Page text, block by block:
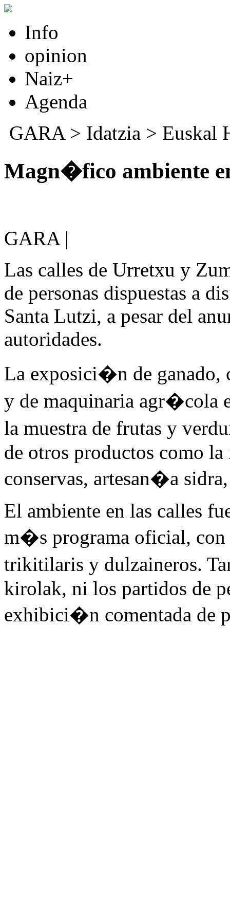
Info
opinion
Naiz+
Agenda
GARA> Idatzia > Euskal
Magn�fico ambiente
GARA |
Las calles de Urretxu y
de personas dispuestas a
Santa Lutzi, a pesar del
autoridades.
La exposici�n de ganado,
y de maquinaria agr�cola
la muestra de frutas y
de otros productos como
conservas, artesan�a
El ambiente en las calles
m�s programa oficial,
trikitilaris y dulzaineros.
kirolak, ni los partidos de
exhibici�n comentada de